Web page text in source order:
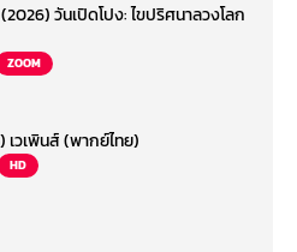
วันเปิดโปง: ไขปริศนาลวงโลก
ZOOM
เวเพินส์ (พากย์ไทย)
HD